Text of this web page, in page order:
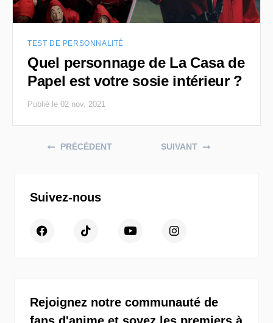
TEST DE PERSONNALITÉ
Quel personnage de La Casa de
Papel est votre sosie intérieur ?
Publié le 02 nov. 2021
Posts navigation
PRÉCÉDENT SUIVANT
Suivez-nous
Rejoignez notre communauté de